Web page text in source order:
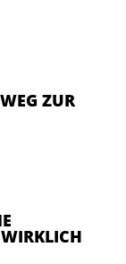
ZUR
I
K